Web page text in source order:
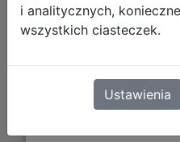
i analitycznych,
wszystkich ciasteczek.
Ustawienia